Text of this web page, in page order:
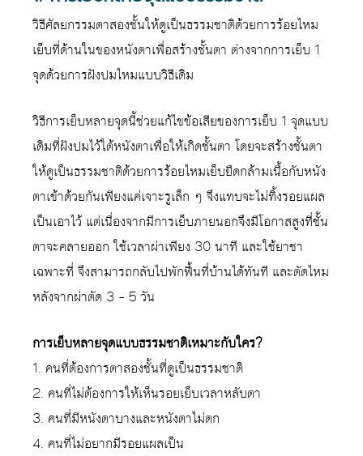
วิธีศัลยกรรมตาสองชั้นให้ดูเป็นธรรมชาติด้วยการร้อยไหม
เย็บที่ด้านในของหนังตาเพื่อสร้างชั้นตา ต่างจากการเย็บ 1
จุดด้วยการฝังปมไหมแบบวิธีเดิม
วิธีการเย็บหลายจุดนี้ช่วยแก้ไขข้อเสียของการเย็บ 1 จุดแบบ
เดิมที่ฝังปมไว้ใต้หนังตาเพื่อให้เกิดชั้นตา โดยจะสร้างชั้นตา
ให้ดูเป็นธรรมชาติด้วยการร้อยไหมเย็บยืดกล้ามเนื้อกับหนัง
ตาเข้าด้วยกันเพียงแค่เจาะรูเล็ก ๆ จึงแทบจะไม่ทิ้งรอยแผล
เป็นเอาไว้ แต่เนื่องจากมีการเย็บภายนอกจึงมีโอกาสสูงที่ชั้น
ตาจะคลายออก ใช้เวลาผ่าเพียง 30 นาที และใช้ยาชา
เฉพาะที่ จึงสามารถกลับไปพักฟื้นที่บ้านได้ทันที และตัดไหม
หลังจากผ่าตัด 3 – 5 วัน
การเย็บหลายจุดแบบธรรมชาติเหมาะกับใคร?
1. คนที่ต้องการตาสองชั้นที่ดูเป็นธรรมชาติ
2. คนที่ไม่ต้องการให้เห็นรอยเย็บเวลาหลับตา
3. คนที่มีหนังตาบางและหนังตาไม่ตก
4. คนที่ไม่อยากมีรอยแผลเป็น